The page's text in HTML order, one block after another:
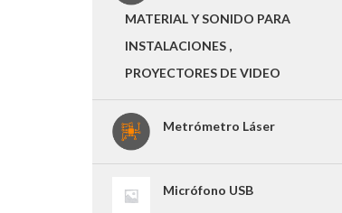
MATERIAL Y SONIDO PARA
INSTALACIONES ,
PROYECTORES DE VIDEO
Metrómetro Láser
Micrófono USB